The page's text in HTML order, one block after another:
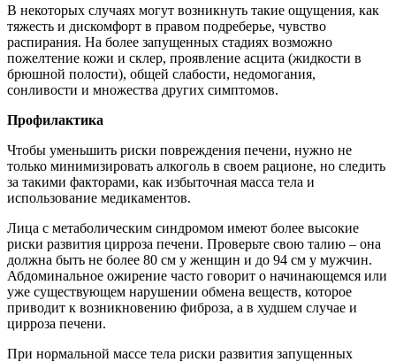
В некоторых случаях могут возникнуть такие ощущения, как
тяжесть и дискомфорт в правом подреберье, чувство
распирания. На более запущенных стадиях возможно
пожелтение кожи и склер, проявление асцита (жидкости в
брюшной полости), общей слабости, недомогания,
сонливости и множества других симптомов.
Профилактика
Чтобы уменьшить риски повреждения печени, нужно не
только минимизировать алкоголь в своем рационе, но следить
за такими факторами, как избыточная масса тела и
использование медикаментов.
Лица с метаболическим синдромом имеют более высокие
риски развития цирроза печени. Проверьте свою талию – она
должна быть не более 80 см у женщин и до 94 см у мужчин.
Абдоминальное ожирение часто говорит о начинающемся или
уже существующем нарушении обмена веществ, которое
приводит к возникновению фиброза, а в худшем случае и
цирроза печени.
При нормальной массе тела риски развития запущенных